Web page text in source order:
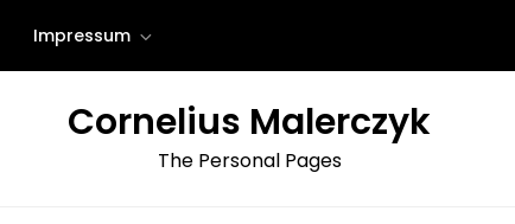
Impressum
Cornelius Malerczyk
The Personal Pages